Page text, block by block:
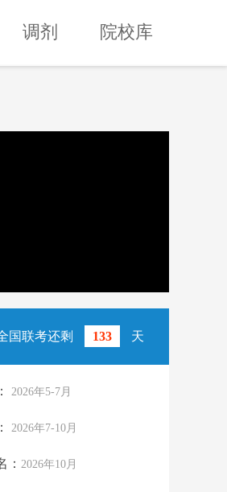
调剂 院校库
国联考还剩 133 天
2026年5-7月
2026年7-10月
： 2026年10月